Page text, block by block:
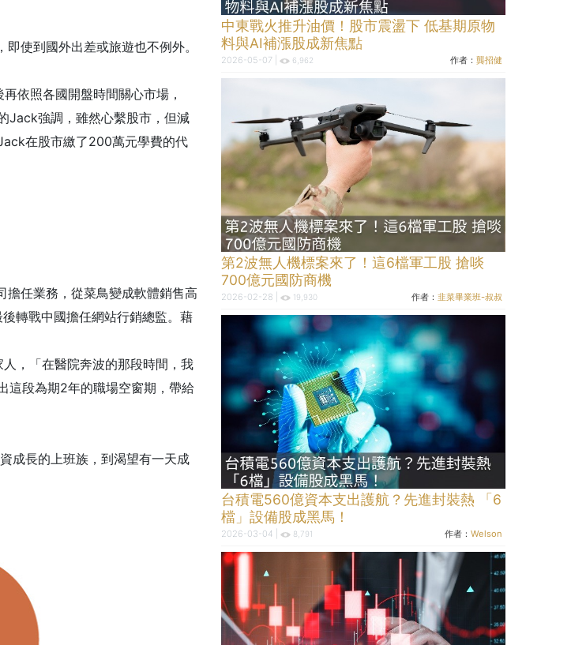
使到國外出差或旅遊也不例外。
依照各國開盤時間關心市場，
Jack強調，雖然心繫股市，但減
在股市繳了200萬元學費的代
任業務，從菜鳥變成軟體銷售高
轉戰中國擔任網站行銷總監。藉
，「在醫院奔波的那段時間，我
這段為期2年的職場空窗期，帶給
成長的上班族，到渴望有一天成
中東戰火推升油價！股市震盪下 低基期原物
料與AI補漲股成新焦點
2026-05-07 | 6,962 作者：龔招健
第2波無人機標案來了！這6檔軍工股 搶啖
700億元國防商機
2026-02-28 | 19,930 作者：韭菜畢業班-叔叔
台積電560億資本支出護航？先進封裝熱 「6
檔」設備股成黑馬！
2026-03-04 | 8,791 作者：Welson